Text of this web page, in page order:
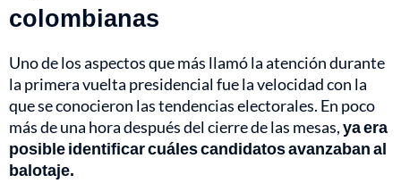
colombianas
Uno de los aspectos que más llamó la atención durante
la primera vuelta presidencial fue la velocidad con la
que se conocieron las tendencias electorales. En poco
más de una hora después del cierre de las mesas,ya era
posible identificar cuáles candidatos avanzaban al
balotaje.